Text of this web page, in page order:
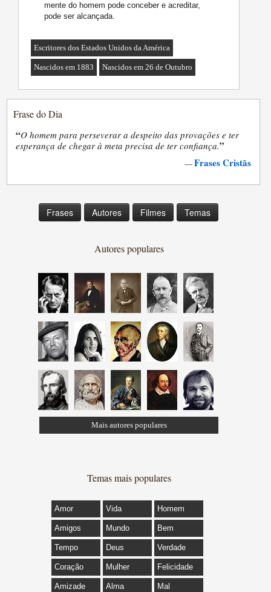
mente do homem pode conceber e acreditar,
pode ser alcançada.
Escritores dos Estados Unidos da América
Nascidos em 1883 Nascidos em 26 de Outubro
Frase do Dia
“O homem para perseverar a despeito das provações e ter
esperança de chegar à meta precisa de ter confiança.”
—Frases Cristãs
Frases Autores Filmes Temas
Autores populares
Mais autores populares
Temas mais populares
Amor Vida Homem
Amigos Mundo Bem
Tempo Deus Verdade
Coração Mulher Felicidade
Amizade Alma Mal